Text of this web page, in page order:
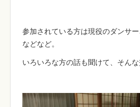
参加されている方は現役のダンサ
などなど。
いろいろな方の話も聞けて、そん